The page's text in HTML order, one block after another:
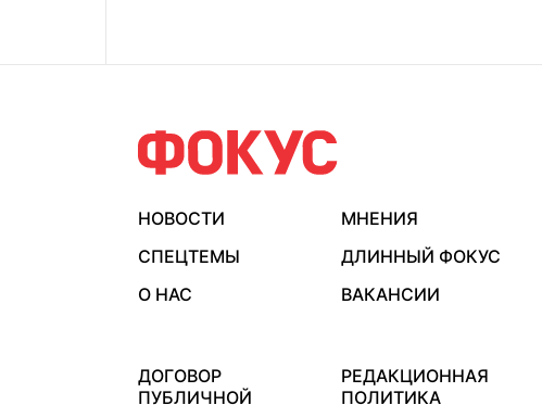
НОВОСТИ МНЕНИЯ
СПЕЦТЕМЫ
ДЛИННЫЙ ФОКУС
О НАС
ВАКАНСИИ
ДОГОВОР
ПУБЛИЧНОЙ
РЕДАКЦИОННАЯ
ПОЛИТИКА